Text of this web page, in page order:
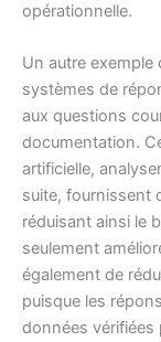
opérationnelle.
Un autre exemple
systèmes de
aux questions
documentation.
artificielle,
suite, fournissent
réduisant ainsi le
seulement
également de
puisque les
données vérifiées